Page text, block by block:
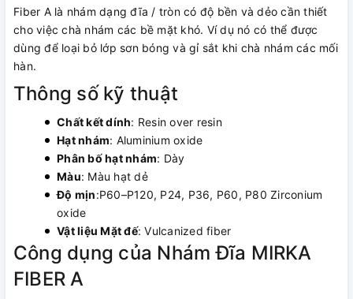
Fiber A là nhám dạng đĩa / tròn có độ bền và dẻo cần thiết
cho việc chà nhám các bề mặt khó. Ví dụ nó có thể được
dùng để loại bỏ lớp sơn bóng và gỉ sắt khi chà nhám các mối
hàn.
Thông số kỹ thuật
Chất kết dính: Resin over resin
Hạt nhám: Aluminium oxide
Phân bố hạt nhám: Dày
Màu: Màu hạt dẻ
Độ mịn:P60–P120, P24, P36, P60, P80 Zirconium
oxide
Vật liệu Mặt đế: Vulcanized fiber
Công dụng của Nhám Đĩa MIRKA
FIBER A